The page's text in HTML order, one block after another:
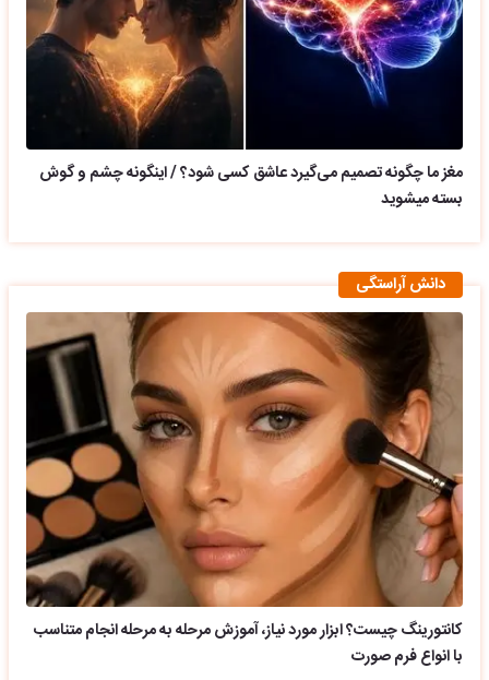
مغز ما چگونه تصمیم می‌گیرد عاشق کسی شود؟ / اینگونه چشم و گوش
بسته میشوید
دانش آراستگی
کانتورینگ چیست؟ ابزار مورد نیاز، آموزش مرحله به مرحله انجام متناسب
با انواع فرم صورت